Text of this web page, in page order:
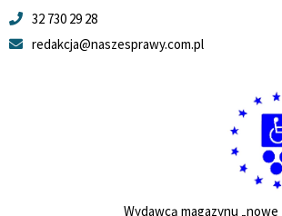
32 730 29 28
redakcja@naszesprawy.com.pl
Wydawcą magazynu